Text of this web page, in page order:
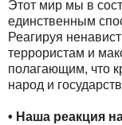
Этот мир мы в
единственным
Реагируя
террористам и
полагающим, что
народ и
• Наша реакция